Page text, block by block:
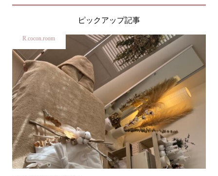
ピックアップ記事
R.cocon.room